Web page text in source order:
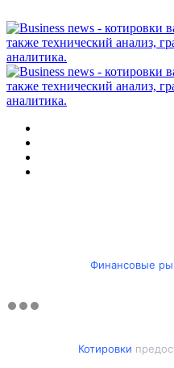
Финансовые
Котировки